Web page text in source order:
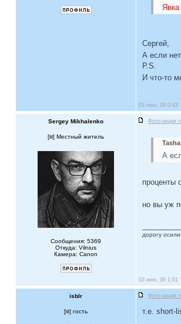
Явка
Сергей,
А если
P.S.
И что-то
03 июн, 09 0:42
Sergey Mikhalenko Фото-акция
[ ] Местный житель
Сообщения: 5369
Откуда: Vilnius
Камера: Canon
А
проценты
но вы уж
дорогу
03 июн, 09 1:01
isblr Фото-акция
[ ] гость т.е. short-